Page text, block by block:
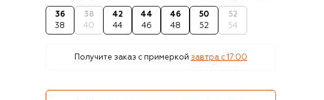
36
38
38
40
42
44
44
46
46
48
50
52
52
54
Получите заказ с примеркой завтра c 17:00